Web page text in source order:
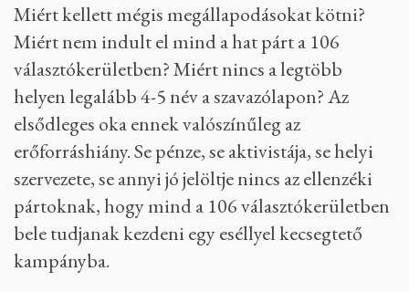
Miért kellett mégis megállapodásokat kötni?
Miért nem indult el mind a hat párt a 106
választókerületben? Miért nincs a legtöbb
helyen legalább 4-5 név a szavazólapon? Az
elsődleges oka ennek valószínűleg az
erőforráshiány. Se pénze, se aktivistája, se helyi
szervezete, se annyi jó jelöltje nincs az ellenzéki
pártoknak, hogy mind a 106 választókerületben
bele tudjanak kezdeni egy eséllyel kecsegtető
kampányba.